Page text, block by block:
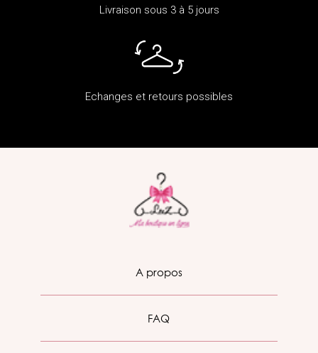
Livraison sous 3 à 5 jours
Echanges et retours possibles
A propos
FAQ